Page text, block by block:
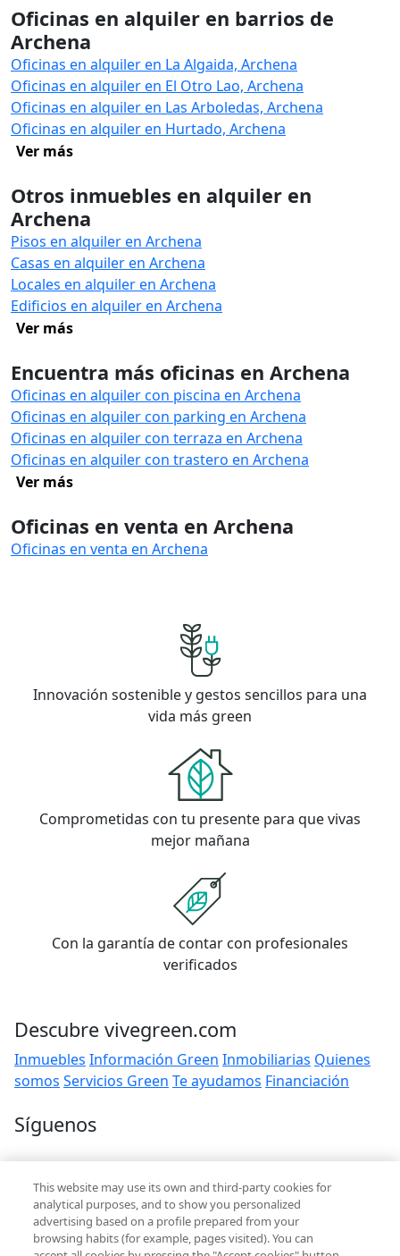
Oficinas en alquiler en barrios de
Archena
Oficinas en alquiler en La Algaida, Archena
Oficinas en alquiler en El Otro Lao, Archena
Oficinas en alquiler en Las Arboledas, Archena
Oficinas en alquiler en Hurtado, Archena
Ver más
Otros inmuebles en alquiler en
Archena
Pisos en alquiler en Archena
Casas en alquiler en Archena
Locales en alquiler en Archena
Edificios en alquiler en Archena
Ver más
Encuentra más oficinas en Archena
Oficinas en alquiler con piscina en Archena
Oficinas en alquiler con parking en Archena
Oficinas en alquiler con terraza en Archena
Oficinas en alquiler con trastero en Archena
Ver más
Oficinas en venta en Archena
Oficinas en venta en Archena
Innovación sostenible y gestos sencillos para una
vida más green
Comprometidas con tu presente para que vivas
mejor mañana
Con la garantía de contar con profesionales
verificados
Descubre vivegreen.com
Inmuebles Información Green Inmobiliarias Quienes
somos Servicios Green Te ayudamos Financiación
Síguenos
Contacto
hola@vivegreen.com
This website may use its own and third-party cookies for
analytical purposes, and to show you personalized
advertising based on a profile prepared from your
browsing habits (for example, pages visited). You can